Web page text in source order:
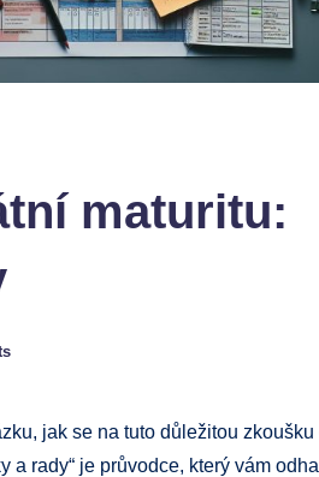
maturitu:
jak se na tuto důležitou
a rady“ je průvodce, který vám